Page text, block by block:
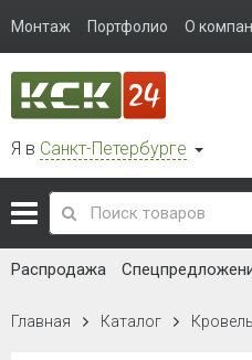
Монтаж Портфолио О
Я в Санкт-Петербурге
Распродажа
Главная Каталог